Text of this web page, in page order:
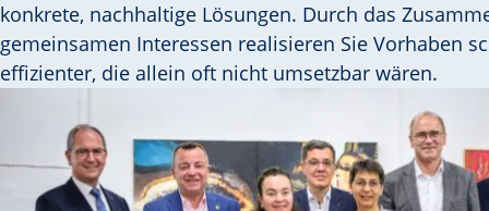
konkrete, nachhaltige Lösungen. Durch das
gemeinsamen Interessen realisieren Sie Vorhaben
effizienter, die allein oft nicht umsetzbar wären.